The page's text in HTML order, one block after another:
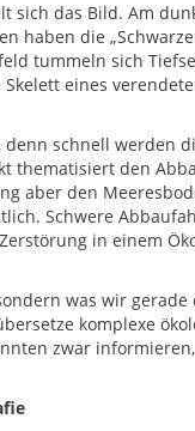
sich das Bild. Am
haben die
tummeln sich
eines
schnell werden
thematisiert den
aber den
Schwere
in einem
was wir
komplexe
zwar